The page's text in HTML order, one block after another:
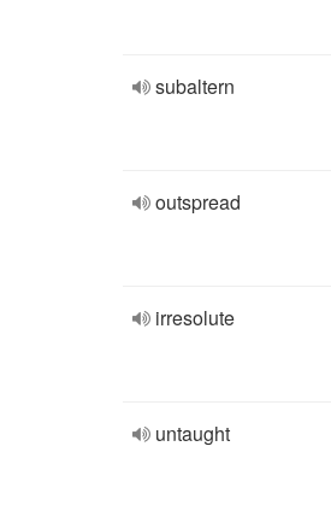
subaltern
outspread
irresolute
untaught